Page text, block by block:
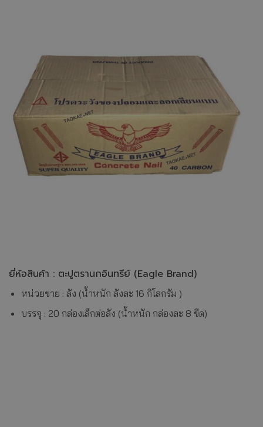
ยี่ห้อสินค้า : ตะปูตรานกอินทรีย์ (Eagle Brand)
หน่วยขาย : ลัง (น้ำหนัก ลังละ 16 กิโลกรัม )
บรรจุ : 20 กล่องเล็กต่อลัง (น้ำหนัก กล่องละ 8 ขีด)